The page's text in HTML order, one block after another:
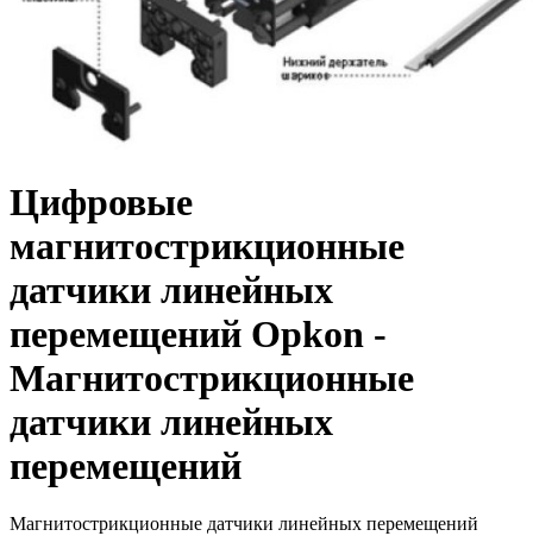
Цифровые
магнитострикционные
датчики линейных
перемещений Opkon -
Магнитострикционные
датчики линейных
перемещений
Магнитострикционные датчики линейных перемещений